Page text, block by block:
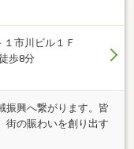
市川ビル１Ｆ
歩8分
振興へ繋がります。皆
街の賑わいを創り出す
有効活用について是非